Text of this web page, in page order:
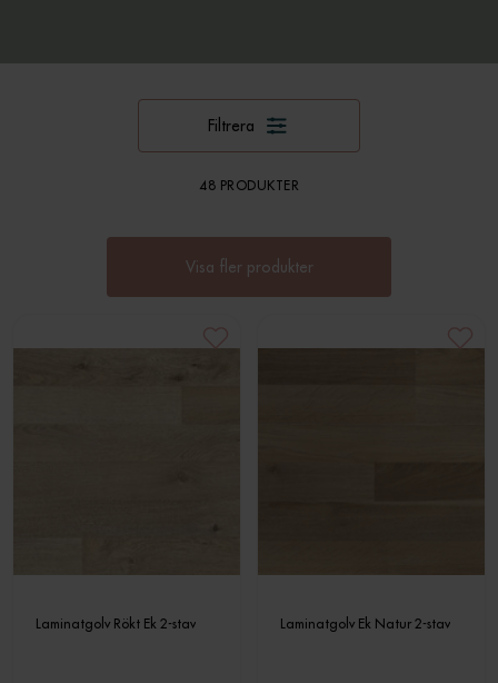
Filtrera
48 PRODUKTER
Visa fler produkter
Laminatgolv Rökt Ek 2-stav Laminatgolv Ek Natur 2-stav